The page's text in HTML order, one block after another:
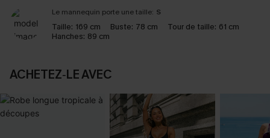
Le mannequin porte une taille: S
Taille: 169 cm Buste: 78 cm Tour de taille: 61 cm
Hanches: 89 cm
ACHETEZ‑LE AVEC